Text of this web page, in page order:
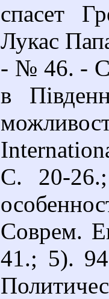
спасет
Лукас
- № 46. -
в
С. 20-
Соврем.
41.; 5).